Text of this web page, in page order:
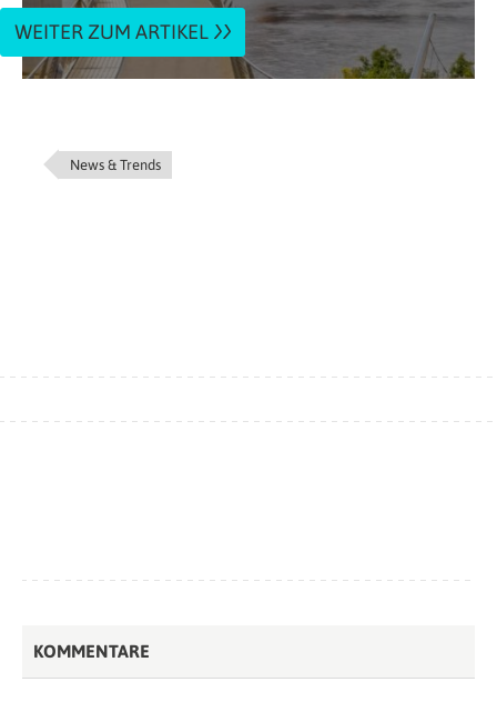
WEITER ZUM ARTIKEL
News & Trends
KOMMENTARE